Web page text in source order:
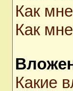
Как
Как
Какие